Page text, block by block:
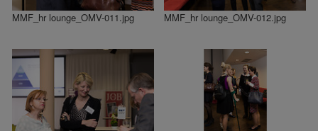
MMF_hr lounge_OMV-011.jpg MMF_hr lounge_OMV-012.jpg